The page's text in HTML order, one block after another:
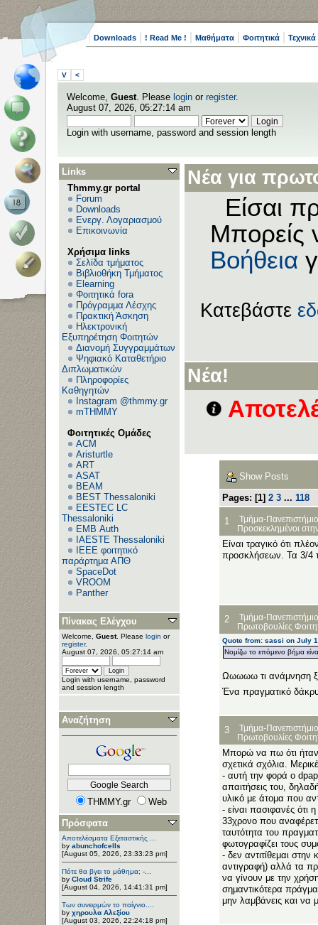
Downloads ! Read Me ! Μαθήματα Φοιτητικά
V <
Welcome, Guest. Please login or register.
August 07, 2026, 05:27:14 am
Login with username, password and session length
Links
Thmmy.gr portal
Forum
Downloads
Ενεργ. Λογαριασμού
Επικοινωνία
Χρήσιμα links
Σελίδα τμήματος
Βιβλιοθήκη Τμήματος
Elearning
Φοιτητικά fora
Πρόγραμμα Λέσχης
Πρακτική Άσκηση
Ηλεκτρονική
Εξυπηρέτηση Φοιτητών
Διανομή Συγγραμμάτων
Ψηφιακό Καταθετήριο
Διπλωματικών
Πληροφορίες
Καθηγητών
Instagram @thmmy.gr
mTHMMY
Φοιτητικές Ομάδες
ACM
Aristurtle
ART
ASAT
BEAM
BEST Thessaloniki
EESTEC LC
Thessaloniki
EΜΒ Auth
IAESTE Thessaloniki
IEEE φοιτητικό
παράρτημα ΑΠΘ
SpaceDot
VROOM
Panther
Πίνακας Ελέγχου
Welcome, Guest. Please login or
register.
August 07, 2026, 05:27:14 am
Login with username, password
and session length
Αναζήτηση
THMMY.gr
Web
Πρόσφατα
Αποτελέσματα Εξεταστικής ...
by abunchofcells
[August 05, 2026, 23:33:23 pm]
Πότε θα βγει το μάθημα; -...
by Cloud Strife
[August 04, 2026, 14:41:31 pm]
Των συνειρμών το παίγνιο....
by χηρουλα Αλεξίου
[August 03, 2026, 22:24:18 pm]
Νέα για
Είσαι
Μπορείς
Βοήθεια
Κατεβάστε
Νέα!
Show Posts
Pages: [1] 2 3 ... 118
1
Τμήμα-
Προσκεκλημένοι
Είναι τραγικό ότι
προσκλήσεων. Τα 3/4
2
Τμήμα-
Πρωτοβουλίες
Quote from: sassi on July
Νομίζω το επόμενο βήμα
Ωωωωω τι ανάμνηση
Ένα πραγματικό
3
Τμήμα-
Πρωτοβουλίες
Μπορώ να πω ότι
σχετικά σχόλια.
- αυτή την φορά ο
απαιτήσεις του,
υλικό με άτομα που
- είναι πασιφανές ότι
33χρονο που
ταυτότητα του
φωτογραφίζει τους
- δεν αντιτίθεμαι
αντιγραφή) αλλά τα
να γίνουν με την
σημαντικότερα
μην λαμβάνεις και να